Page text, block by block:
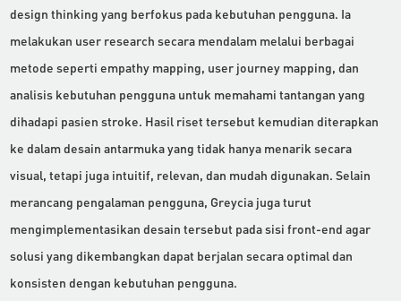
design thinking yang berfokus pada kebutuhan pengguna. Ia
melakukan user research secara mendalam melalui berbagai
metode seperti empathy mapping, user journey mapping, dan
analisis kebutuhan pengguna untuk memahami tantangan yang
dihadapi pasien stroke. Hasil riset tersebut kemudian diterapkan
ke dalam desain antarmuka yang tidak hanya menarik secara
visual, tetapi juga intuitif, relevan, dan mudah digunakan. Selain
merancang pengalaman pengguna, Greycia juga turut
mengimplementasikan desain tersebut pada sisi front-end agar
solusi yang dikembangkan dapat berjalan secara optimal dan
konsisten dengan kebutuhan pengguna.